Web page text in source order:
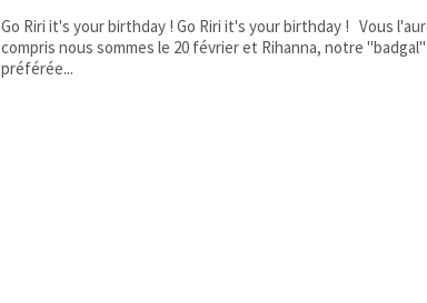
Go Riri it's your birthday ! Go Riri it's your birthday ! Vous l'aurez
compris nous sommes le 20 février et Rihanna, notre "badgal"
préférée...